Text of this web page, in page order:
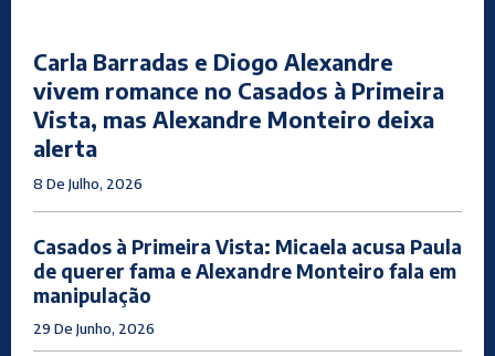
Carla Barradas e Diogo Alexandre
vivem romance no Casados à Primeira
Vista, mas Alexandre Monteiro deixa
alerta
8 De Julho, 2026
Casados à Primeira Vista: Micaela acusa Paula
de querer fama e Alexandre Monteiro fala em
manipulação
29 De Junho, 2026